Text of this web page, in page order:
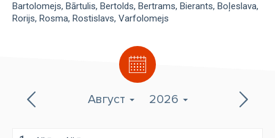
Август 2026
Bartolomejs Bārtulis Bertolds Bertrams Bierants Boļeslava
Rorijs Rosma Rostislavs Varfolomejs